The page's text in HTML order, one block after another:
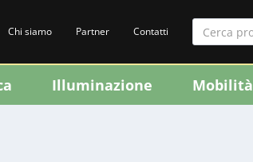
Chi siamo Partner Contatti
Illuminazione Mobilità